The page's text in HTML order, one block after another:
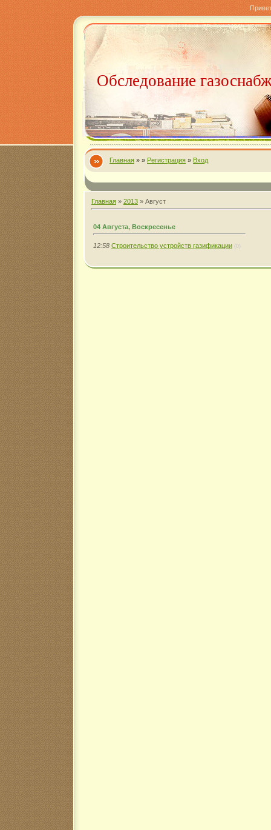
Обследование
Главная » » Регистрация » Вход
Главная » 2013 » Август
04 Августа, Воскресенье
12:58 Строительство устройств газификации (0)